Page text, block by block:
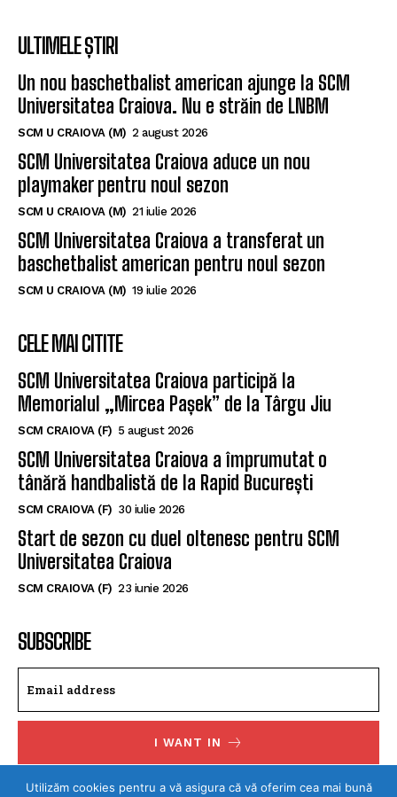
ULTIMELE ȘTIRI
Un nou baschetbalist american ajunge la SCM
Universitatea Craiova. Nu e străin de LNBM
SCM U CRAIOVA (M) 2 august 2026
SCM Universitatea Craiova aduce un nou
playmaker pentru noul sezon
SCM U CRAIOVA (M) 21 iulie 2026
SCM Universitatea Craiova a transferat un
baschetbalist american pentru noul sezon
SCM U CRAIOVA (M) 19 iulie 2026
CELE MAI CITITE
SCM Universitatea Craiova participă la
Memorialul „Mircea Pașek” de la Târgu Jiu
SCM CRAIOVA (F) 5 august 2026
SCM Universitatea Craiova a împrumutat o
tânără handbalistă de la Rapid București
SCM CRAIOVA (F) 30 iulie 2026
Start de sezon cu duel oltenesc pentru SCM
Universitatea Craiova
SCM CRAIOVA (F) 23 iunie 2026
SUBSCRIBE
I WANT IN
I've read and accept thePrivacy Policy.
Utilizăm cookies pentru a vă asigura că vă oferim cea mai bună